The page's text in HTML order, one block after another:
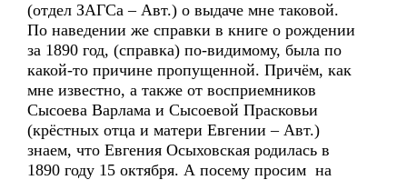
(отдел ЗАГСа – Авт.) о выдаче мне таковой.
По наведении же справки в книге о рождении
за 1890 год, (справка) по-видимому, была по
какой-то причине пропущенной. Причём, как
мне известно, а также от восприемников
Сысоева Варлама и Сысоевой Прасковьи
(крёстных отца и матери Евгении – Авт.)
знаем, что Евгения Осыховская родилась в
1890 году 15 октября. А посему просим на